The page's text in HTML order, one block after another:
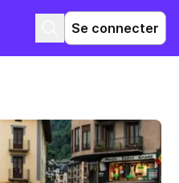
Se connecter